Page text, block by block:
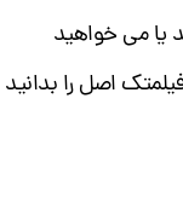
یا می خواهید
اصل را بدانید